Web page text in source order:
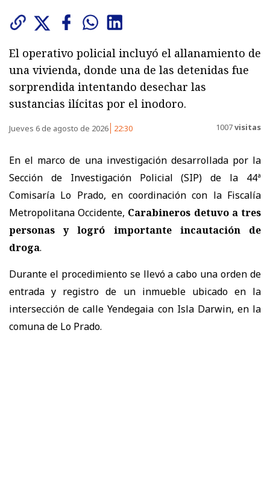
El operativo policial incluyó el allanamiento de
una vivienda, donde una de las detenidas fue
sorprendida intentando desechar las
sustancias ilícitas por el inodoro.
Jueves 6 de agosto de 2026 22:30 1007visitas
En el marco de una investigación desarrollada por la
Sección de Investigación Policial (SIP) de la 44ª
Comisaría Lo Prado, en coordinación con la Fiscalía
Metropolitana Occidente, Carabineros detuvo a tres
personas y logró importante incautación de
droga.
Durante el procedimiento se llevó a cabo una orden de
entrada y registro de un inmueble ubicado en la
intersección de calle Yendegaia con Isla Darwin, en la
comuna de Lo Prado.